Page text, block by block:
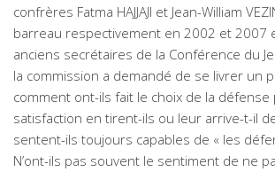
confrères Fatma HAJJAJI et Jean-William
barreau respectivement en 2002 et 2007
anciens secrétaires de la Conférence du
la commission a demandé de se livrer un
comment ont-ils fait le choix de la défense
satisfaction en tirent-ils ou leur arrive-t-il
sentent-ils toujours capables de « les
N’ont-ils pas souvent le sentiment de ne